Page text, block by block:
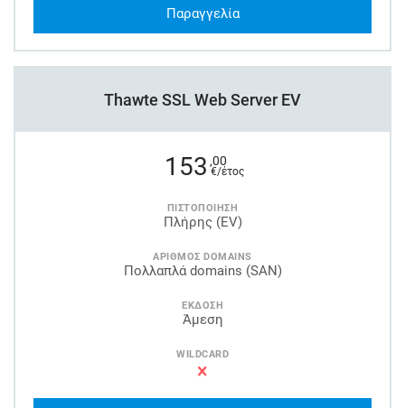
Παραγγελία
Thawte SSL Web Server EV
153 ,00
€/έτος
ΠΙΣΤΟΠΟΙΗΣΗ
Πλήρης (EV)
ΑΡΙΘΜΟΣ DOMAINS
Πολλαπλά domains (SAN)
ΕΚΔΟΣΗ
Άμεση
WILDCARD